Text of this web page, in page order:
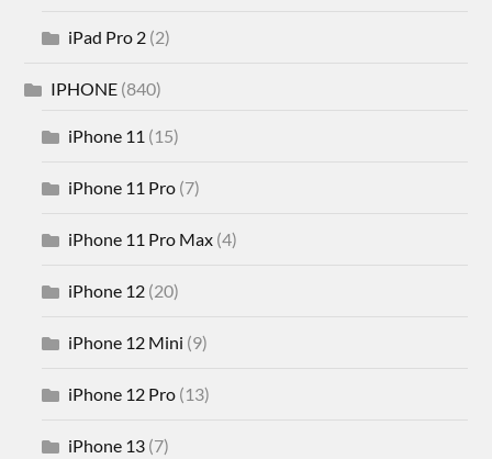
iPad Pro 2 (2)
IPHONE (840)
iPhone 11 (15)
iPhone 11 Pro (7)
iPhone 11 Pro Max (4)
iPhone 12 (20)
iPhone 12 Mini (9)
iPhone 12 Pro (13)
iPhone 13 (7)